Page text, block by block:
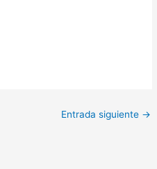
Entrada siguiente →